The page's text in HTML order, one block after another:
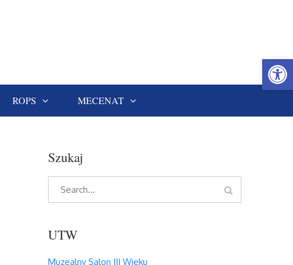
ROPS MECENAT
Szukaj
Search
UTW
Muzealny Salon III Wieku